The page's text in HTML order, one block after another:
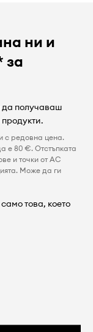
ни и
за
получаваш
с редовна цена.
е 80 €. Отстъпката
и точки от AC
Може да ги
това, което